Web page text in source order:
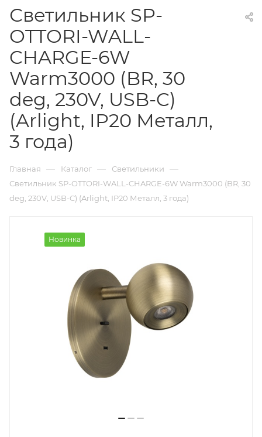
Светильник SP-
OTTORI-WALL-
CHARGE-6W
Warm3000 (BR, 30
deg, 230V, USB-C)
(Arlight, IP20 Металл,
3 года)
Главная — Каталог — Светильники —
Светильник SP-OTTORI-WALL-CHARGE-6W Warm3000 (BR, 30
deg, 230V, USB-C) (Arlight, IP20 Металл, 3 года)
Новинка